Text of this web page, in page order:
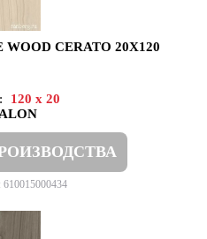
CERATO 20X120
120 x 20
610015000434